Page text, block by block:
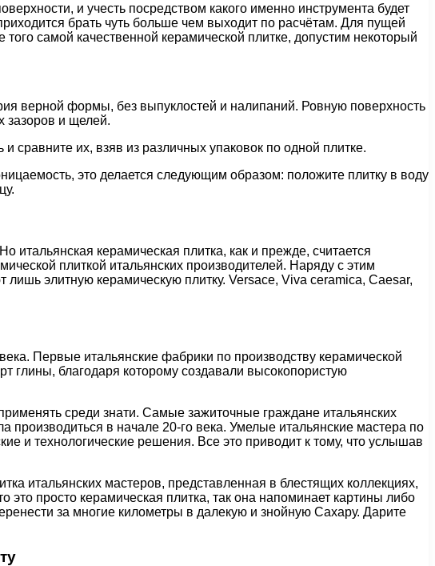
и учесть посредством какого именно инструмента будет
брать чуть больше чем выходит по расчётам. Для пущей
самой качественной керамической плитке, допустим некоторый
верной формы, без выпуклостей и налипаний. Ровную поверхность
зазоров и щелей.
сравните их, взяв из различных упаковок по одной плитке.
это делается следующим образом: положите плитку в воду
керамическая плитка, как и прежде, считается
плиткой итальянских производителей. Наряду с этим
элитную керамическую плитку. Versace, Viva ceramica, Caesar,
Первые итальянские фабрики по производству керамической
глины, благодаря которому создавали высокопористую
среди знати. Самые зажиточные граждане итальянских
производиться в начале 20-го века. Умелые итальянские мастера по
и технологические решения. Все это приводит к тому, что услышав
итальянских мастеров, представленная в блестящих коллекциях,
просто керамическая плитка, так она напоминает картины либо
за многие километры в далекую и знойную Сахару. Дарите